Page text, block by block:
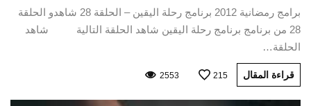
برامج رمضانية 2012 برنامج رحلة اليقين – الحلقة 28 شاهدو الحلقة
28 من برنامج برنامج رحلة اليقين شاهد الحلقة التالية شاهد
الحلقة…
قراءة المقال 215
2553